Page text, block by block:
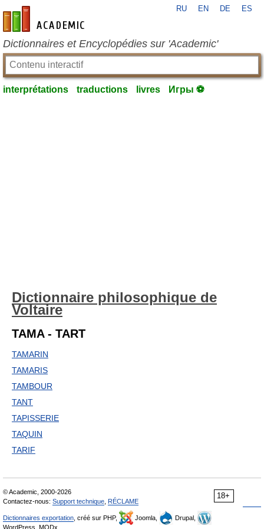
fr-academic.com
RU EN DE ES
Dictionnaires et Encyclopédies sur 'Academic'
interprétations traductions livres Игры ⚽
Dictionnaire philosophique de
Voltaire
TAMA - TART
TAMARIN
TAMARIS
TAMBOUR
TANT
TAPISSERIE
TAQUIN
TARIF
18+
© Academic, 2000-2026
Contactez-nous: Support technique RÉCLAME
Dictionnaires exportation , créé sur PHP, Joomla,
Drupal,
WordPress, MODx.